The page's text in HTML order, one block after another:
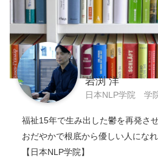
岩渕 洋
日本NLP学院 学
福祉15年で生み出した鬱を再発さ
おだやかで根底から優しい人にな
【日本NLP学院】